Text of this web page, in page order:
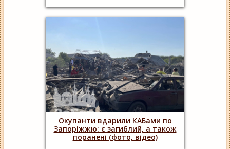
Окупанти вдарили КАБами по
Запоріжжю: є загиблий, а також
поранені (фото, відео)